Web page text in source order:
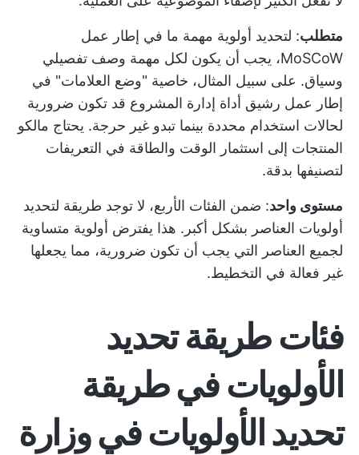
متطلب: لتحديد أولوية مهمة ما في إطار عمل
MoSCoW، يجب أن يكون لكل مهمة وصف تفصيلي
وسياق. على سبيل المثال، خاصية "وضع العلامات" في
إطار عمل رشيق أداة إدارة المشروع قد تكون ضرورية
لحالات استخدام محددة بينما تبدو غير حرجة. يحتاج مالكو
المنتجات إلى استثمار الوقت والطاقة في التعريفات
لتصنيفها بدقة.
مستوى واحد: ضمن الفئات الأربع، لا توجد طريقة لتحديد
أولويات العناصر بشكل أكبر. هذا يفترض أولوية متساوية
لجميع العناصر التي يجب أن تكون ضرورية، مما يجعلها
غير فعالة في التخطيط.
فئات طريقة تحديد
الأولويات في طريقة
تحديد الأولويات في وزارة